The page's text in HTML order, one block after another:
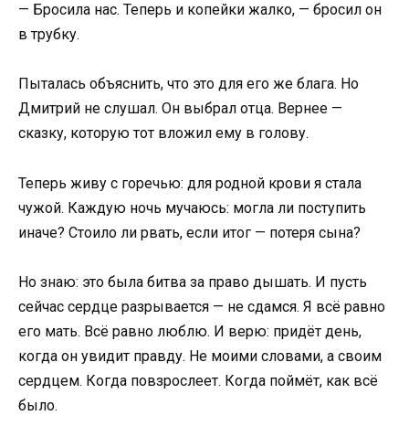
— Бросила нас. Теперь и копейки жалко, — бросил он
в трубку.
Пыталась объяснить, что это для его же блага. Но
Дмитрий не слушал. Он выбрал отца. Вернее —
сказку, которую тот вложил ему в голову.
Теперь живу с горечью: для родной крови я стала
чужой. Каждую ночь мучаюсь: могла ли поступить
иначе? Стоило ли рвать, если итог — потеря сына?
Но знаю: это была битва за право дышать. И пусть
сейчас сердце разрывается — не сдамся. Я всё равно
его мать. Всё равно люблю. И верю: придёт день,
когда он увидит правду. Не моими словами, а своим
сердцем. Когда повзрослеет. Когда поймёт, как всё
было.